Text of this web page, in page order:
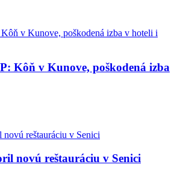
Kôň v Kunove, poškodená izba
novú reštauráciu v Senici